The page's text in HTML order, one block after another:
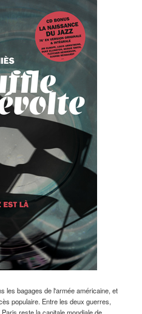
les bagages de l'armée américaine, et
populaire. Entre les deux guerres,